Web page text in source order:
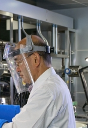
ら20年 保全現
きるか【前編】
インドウで開き